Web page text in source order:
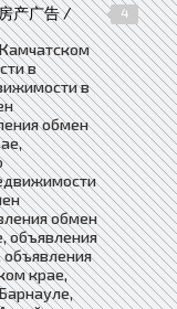
产广告 /
4
в
в
обмен
обмен
объявления
крае,